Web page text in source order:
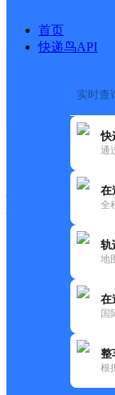
首页
快递鸟API
实时查
快
通
在
全
轨
地
在
国
整
根
速尔
更